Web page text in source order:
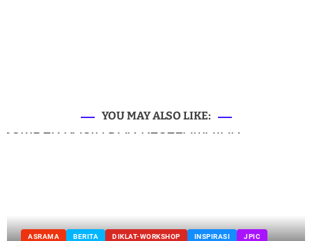
YOU MAY ALSO LIKE:
ASRAMA BERITA DIKLAT-WORKSHOP INSPIRASI
JPIC